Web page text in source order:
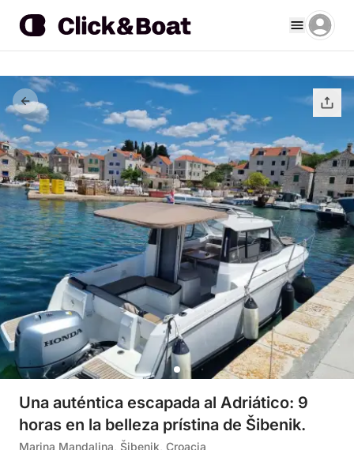
Una auténtica escapada al Adriático: 9
horas en la belleza prístina de Šibenik.
Marina Mandalina, Šibenik, Croacia